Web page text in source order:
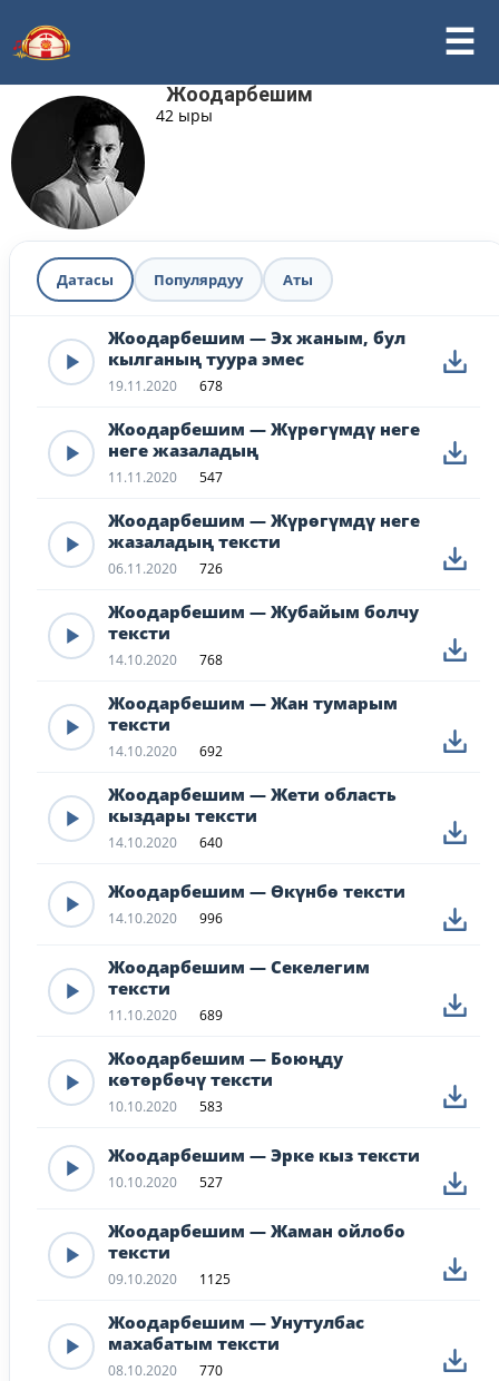
Жоодарбешим
42 ыры
Датасы Популярдуу Аты
Жоодарбешим — Эх жаным, бул
кылганың туура эмес
19.11.2020 678
Жоодарбешим — Жүрөгүмдү неге
неге жазаладың
11.11.2020 547
Жоодарбешим — Жүрөгүмдү неге
жазаладың тексти
06.11.2020 726
Жоодарбешим — Жубайым болчу
тексти
14.10.2020 768
Жоодарбешим — Жан тумарым
тексти
14.10.2020 692
Жоодарбешим — Жети область
кыздары тексти
14.10.2020 640
Жоодарбешим — Өкүнбө тексти
14.10.2020 996
Жоодарбешим — Секелегим
тексти
11.10.2020 689
Жоодарбешим — Боюңду
көтөрбөчү тексти
10.10.2020 583
Жоодарбешим — Эрке кыз тексти
10.10.2020 527
Жоодарбешим — Жаман ойлобо
тексти
09.10.2020 1125
Жоодарбешим — Унутулбас
махабатым тексти
08.10.2020 770